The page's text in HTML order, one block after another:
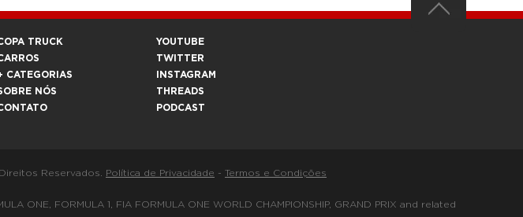
TRUCK
CATEGORIAS
NÓS
YOUTUBE
TWITTER
INSTAGRAM
THREADS
PODCAST
Reservados. Política de Privacidade - Termos e Condições
FORMULA 1, FIA FORMULA ONE WORLD CHAMPIONSHIP, GRAND PRIX and related